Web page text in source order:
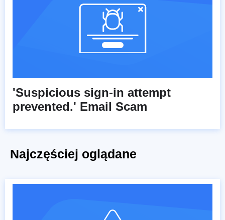
'Suspicious sign-in attempt
prevented.' Email Scam
Najczęściej oglądane